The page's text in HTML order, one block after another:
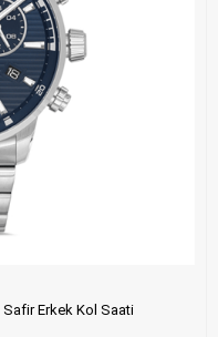
Erkek Kol Saati